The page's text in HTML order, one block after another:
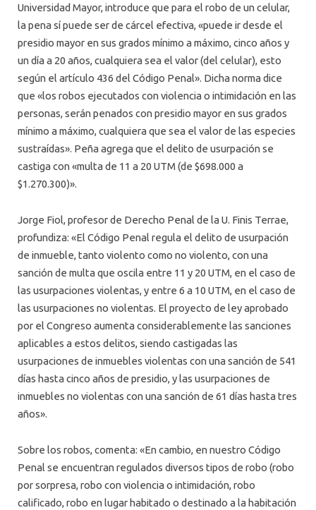
Universidad Mayor, introduce que para el robo de un celular,
la pena sí puede ser de cárcel efectiva, «puede ir desde el
presidio mayor en sus grados mínimo a máximo, cinco años y
un día a 20 años, cualquiera sea el valor (del celular), esto
según el artículo 436 del Código Penal». Dicha norma dice
que «los robos ejecutados con violencia o intimidación en las
personas, serán penados con presidio mayor en sus grados
mínimo a máximo, cualquiera que sea el valor de las especies
sustraídas». Peña agrega que el delito de usurpación se
castiga con «multa de 11 a 20 UTM (de $698.000 a
$1.270.300)».
Jorge Fiol, profesor de Derecho Penal de la U. Finis Terrae,
profundiza: «El Código Penal regula el delito de usurpación
de inmueble, tanto violento como no violento, con una
sanción de multa que oscila entre 11 y 20 UTM, en el caso de
las usurpaciones violentas, y entre 6 a 10 UTM, en el caso de
las usurpaciones no violentas. El proyecto de ley aprobado
por el Congreso aumenta considerablemente las sanciones
aplicables a estos delitos, siendo castigadas las
usurpaciones de inmuebles violentas con una sanción de 541
días hasta cinco años de presidio, y las usurpaciones de
inmuebles no violentas con una sanción de 61 días hasta tres
años».
Sobre los robos, comenta: «En cambio, en nuestro Código
Penal se encuentran regulados diversos tipos de robo (robo
por sorpresa, robo con violencia o intimidación, robo
calificado, robo en lugar habitado o destinado a la habitación